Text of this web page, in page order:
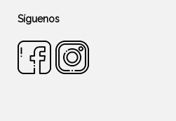
Síguenos